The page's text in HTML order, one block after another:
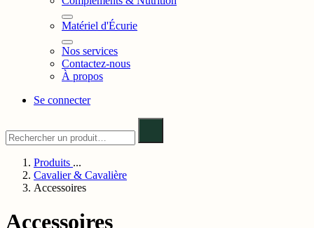
Matériel d'Écurie
Nos services
Contactez-nous
À propos
Se connecter
Produits ...
Cavalier & Cavalière
Accessoires
Accessoires